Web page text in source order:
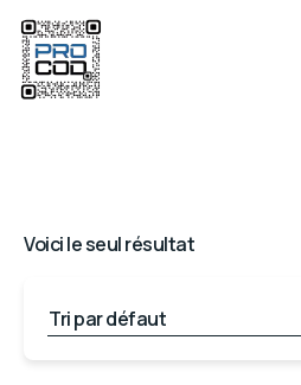
Voici le seul résultat